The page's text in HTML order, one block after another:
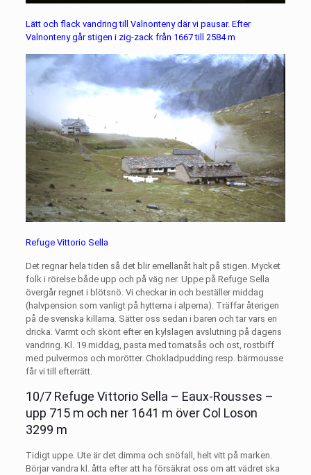
Lätt och flack vandring till Valnonteny där vi pausar. Efter
Valnonteny går stigen i zig-zack från 1667 till 2584 m
Refuge Vittorio Sella
Det regnar hela tiden så det blir emellanåt halt på stigen. Mycket
folk i rörelse både upp och på väg ner. Uppe på Refuge Sella
övergår regnet i blötsnö. Vi checkar in och beställer middag
(halvpension som vanligt på hytterna i alperna). Träffar återigen
på de svenska killarna. Sätter oss sedan i baren och tar vars en
dricka. Varmt och skönt efter en kylslagen avslutning på dagens
vandring. Kl. 19 middag, pasta med tomatsås och ost, rostbiff
med pulvermos och morötter. Chokladpudding resp. bärmousse
får vi till efterrätt.
10/7 Refuge Vittorio Sella – Eaux-Rousses –
upp 715 m och ner 1641 m över Col Loson
3299 m
Tidigt uppe. Ute är det dimma och snöfall, helt vitt på marken.
Börjar vandra kl. åtta efter att ha försäkrat oss om att vädret ska